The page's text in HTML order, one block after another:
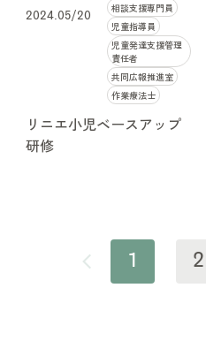
2024.05/20
相談支援専門員
児童指導員
児童発達支援管理
責任者
共同広報推進室
作業療法士
リニエ小児ベースアップ
研修
投
1 2